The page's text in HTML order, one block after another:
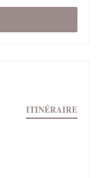
ITINÉRAIRE